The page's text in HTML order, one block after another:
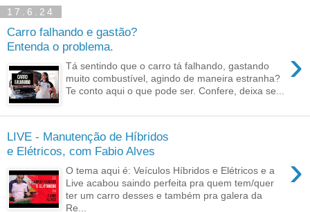
17.6.24
Carro falhando e gastão?
Entenda o problema.
›
Tá sentindo que o carro tá falhando, gastando
muito combustível, agindo de maneira estranha?
Te conto aqui o que pode ser. Confere, deixa se...
LIVE - Manutenção de Híbridos
e Elétricos, com Fabio Alves
›
O tema aqui é: Veículos Híbridos e Elétricos e a
Live acabou saindo perfeita pra quem tem/quer
ter um carro desses e também pra galera da
Re...